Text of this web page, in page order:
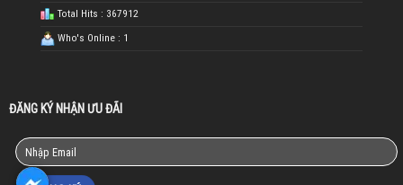
Total Hits : 367912
Who's Online : 1
ĐĂNG KÝ NHẬN ƯU ĐÃI